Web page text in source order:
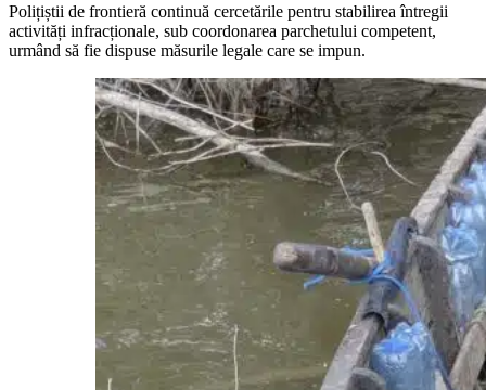
Polițiștii de frontieră continuă cercetările pentru stabilirea întregii
activități infracționale, sub coordonarea parchetului competent,
urmând să fie dispuse măsurile legale care se impun.